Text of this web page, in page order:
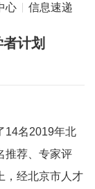
心 信息速递
计划
14名2019年北
推荐、专家评
，经北京市人才